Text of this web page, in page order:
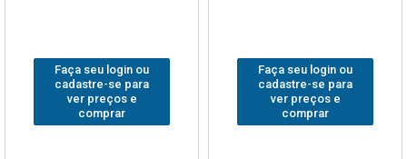
Faça seu login ou
cadastre-se para
ver preços e
comprar
Faça seu login ou
cadastre-se para
ver preços e
comprar